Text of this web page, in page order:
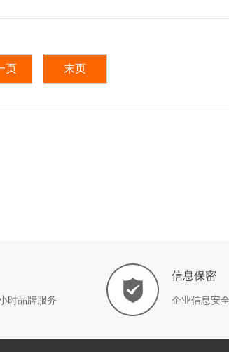
页 末页
时品牌服务
信息保密
企业信息安